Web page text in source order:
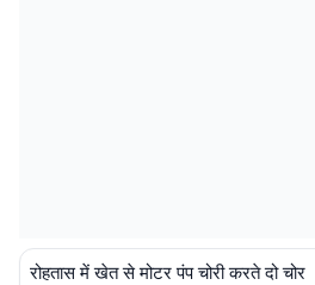
रोहतास में खेत से मोटर पंप चोरी करते दो चोर